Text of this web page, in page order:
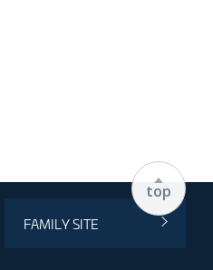
top
FAMILY SITE